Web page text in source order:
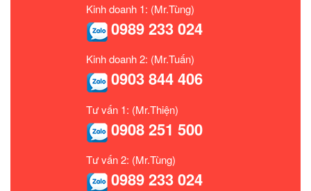
Kinh doanh 1: (Mr.Tùng)
0989 233 024
Kinh doanh 2: (Mr.Tuấn)
0903 844 406
Tư vấn 1: (Mr.Thiện)
0908 251 500
Tư vấn 2: (Mr.Tùng)
0989 233 024